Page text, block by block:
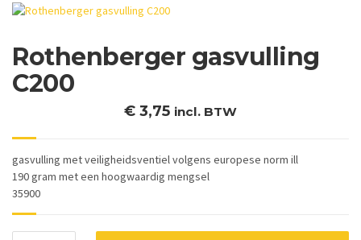
Rothenberger gasvulling
C200
€ 3,75 incl. BTW
gasvulling met veiligheidsventiel volgens europese norm ill
190 gram met een hoogwaardig mengsel
35900